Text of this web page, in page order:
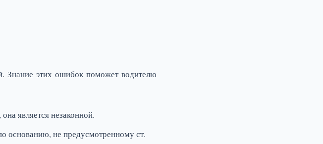
Знание этих ошибок поможет водителю
является незаконной.
основанию, не предусмотренному ст.